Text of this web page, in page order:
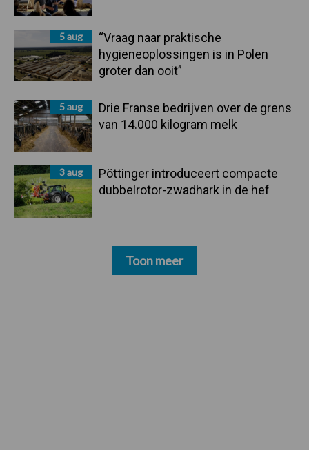
5 aug
“Vraag naar praktische
hygieneoplossingen is in Polen
groter dan ooit”
5 aug
Drie Franse bedrijven over de grens
van 14.000 kilogram melk
3 aug
Pöttinger introduceert compacte
dubbelrotor-zwadhark in de hef
Toon meer